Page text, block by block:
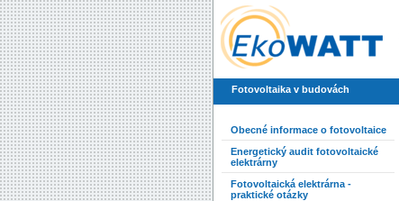
Fotovoltaika v budovách
Obecné informace o fotovoltaice
Energetický audit fotovoltaické
elektrárny
Fotovoltaická elektrárna -
praktické otázky